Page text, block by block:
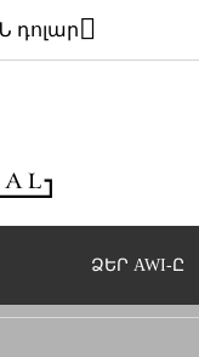
դոլար
ՁԵՐ AWI-Ը